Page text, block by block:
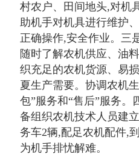
村农户、田间地头,对机
助机手对机具进行维护
正确操作,安全作业。三
随时了解农机供应、油
织充足的农机货源、易
夏生产需要。协调农机
包”服务和“售后”服务。
备组织农机技术人员建
务车2辆,配足农机配件,
为机手排忧解难。